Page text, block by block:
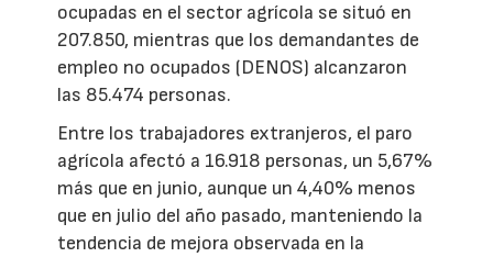
ocupadas en el sector agrícola se situó en
207.850, mientras que los demandantes de
empleo no ocupados (DENOS) alcanzaron
las 85.474 personas.
Entre los trabajadores extranjeros, el paro
agrícola afectó a 16.918 personas, un 5,67%
más que en junio, aunque un 4,40% menos
que en julio del año pasado, manteniendo la
tendencia de mejora observada en la